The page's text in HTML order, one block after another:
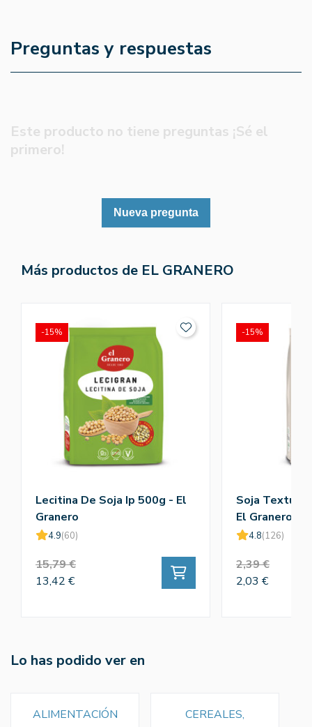
Preguntas y respuestas
Este producto no tiene preguntas ¡Sé el
primero!
Nueva pregunta
Más productos de EL GRANERO
Lecitina De Soja Ip 500g - El
Granero
4.9(60)
15,79 €
13,42 €
-15%
Soja
El Granero
4.8(126)
2,39 €
2,03 €
-15%
Lo has podido ver en
ALIMENTACIÓN
CEREALES,